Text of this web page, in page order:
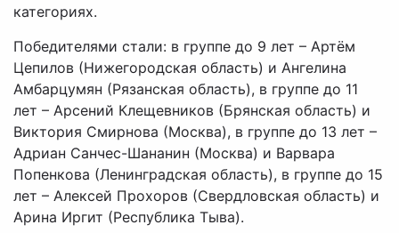
категориях.
Победителями стали: в группе до 9 лет – Артём
Цепилов (Нижегородская область) и Ангелина
Амбарцумян (Рязанская область), в группе до 11
лет – Арсений Клещевников (Брянская область) и
Виктория Смирнова (Москва), в группе до 13 лет –
Адриан Санчес-Шананин (Москва) и Варвара
Попенкова (Ленинградская область), в группе до 15
лет – Алексей Прохоров (Свердловская область) и
Арина Иргит (Республика Тыва).